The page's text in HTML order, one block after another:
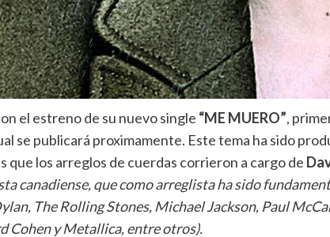
el estreno de su nuevosingle “ME MUERO”,
se publicará proximamente. Este tema ha sido
que los arreglos de cuerdas corrieron a cargo de
canadiense, que como arreglista ha sido
The Rolling Stones, Michael Jackson, Paul
Cohen y Metallica, entre otros).